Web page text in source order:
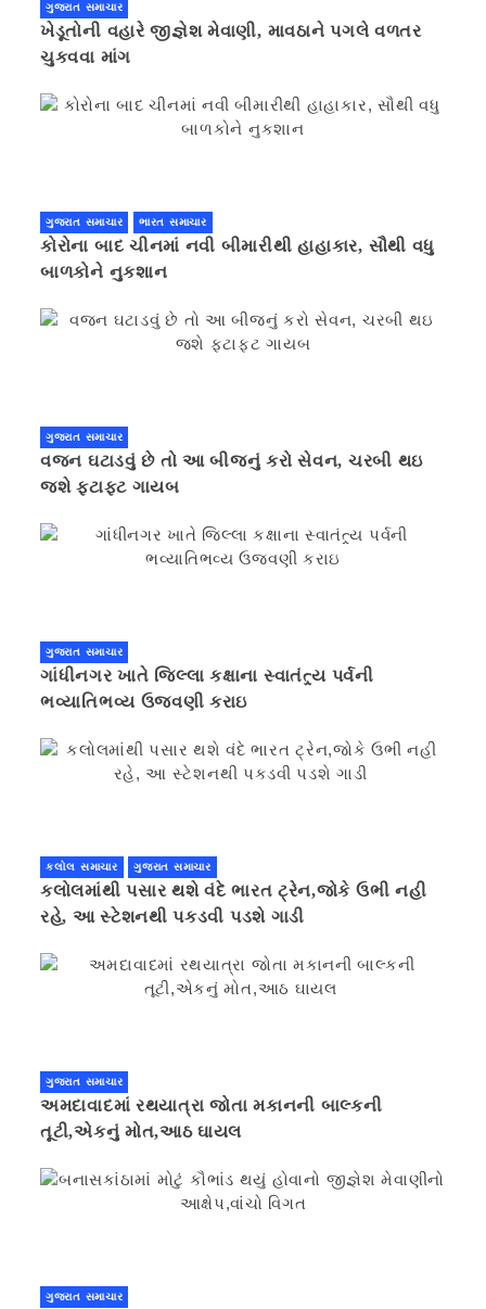
ગુજરાત સમાચાર
ખેડૂતોની વહારે જીજ્ઞેશ મેવાણી, માવઠાને પગલે વળતર
ચુકવવા માંગ
ગુજરાત સમાચાર ભારત સમાચાર
કોરોના બાદ ચીનમાં નવી બીમારીથી હાહાકાર, સૌથી વધુ
બાળકોને નુકશાન
ગુજરાત સમાચાર
વજન ઘટાડવું છે તો આ બીજનું કરો સેવન, ચરબી થઇ
જશે ફટાફટ ગાયબ
ગુજરાત સમાચાર
ગાંધીનગર ખાતે જિલ્લા કક્ષાના સ્વાતંત્ર્ય પર્વની
ભવ્યાતિભવ્ય ઉજવણી કરાઇ
કલોલ સમાચાર ગુજરાત સમાચાર
કલોલમાંથી પસાર થશે વંદે ભારત ટ્રેન,જોકે ઉભી નહી
રહે, આ સ્ટેશનથી પકડવી પડશે ગાડી
ગુજરાત સમાચાર
અમદાવાદમાં રથયાત્રા જોતા મકાનની બાલ્કની
તૂટી,એકનું મોત,આઠ ઘાયલ
ગુજરાત સમાચાર